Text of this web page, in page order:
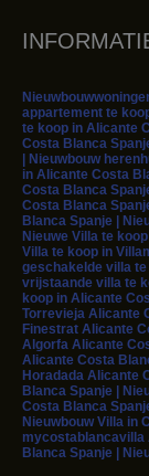
appartement te
te koop in Alicante
Costa Blanca
| Nieuwbouw
in Alicante Costa
Costa Blanca
Costa Blanca
Blanca Spanje |
Nieuwe Villa te
Villa te koop in
geschakelde villa
vrijstaande villa te
koop in Alicante
Torrevieja Alicante
Finestrat Alicante
Algorfa Alicante
Alicante Costa
Horadada Alicante
Blanca Spanje |
Costa Blanca
Nieuwbouw Villa in
mycostablancavilla
Blanca Spanje |